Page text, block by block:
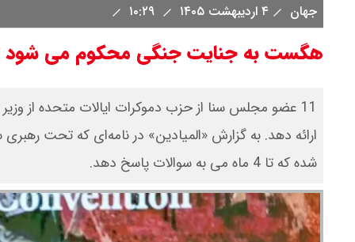
جهان ۴ اردیبهشت ۱۴۰۵
هگست به جنایت جنگی محکوم می شود
11 عضو مجلس سنا از حزب دموکرات ایالات متحده از
ارائه دهد. به گزارش «المیادین» در نامه‌ای که تحت
شده که تا 4 ماه می به سوالات پاسخ دهد.